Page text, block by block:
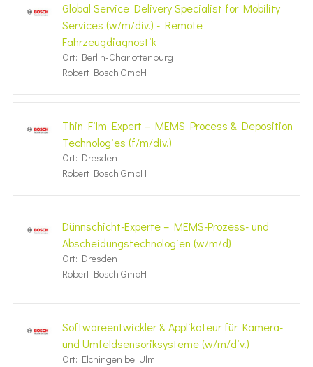
Global Service Delivery Specialist for Mobility
Services (w/m/div.) - Remote
Fahrzeugdiagnostik
Ort: Berlin-Charlottenburg
Robert Bosch GmbH
Thin Film Expert – MEMS Process & Deposition
Technologies (f/m/div.)
Ort: Dresden
Robert Bosch GmbH
Dünnschicht-Experte – MEMS-Prozess- und
Abscheidungstechnologien (w/m/d)
Ort: Dresden
Robert Bosch GmbH
Softwareentwickler & Applikateur für Kamera-
und Umfeldsensoriksysteme (w/m/div.)
Ort: Elchingen bei Ulm